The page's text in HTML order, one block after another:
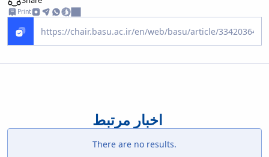
Print
اخبار مرتبط
There are no results.